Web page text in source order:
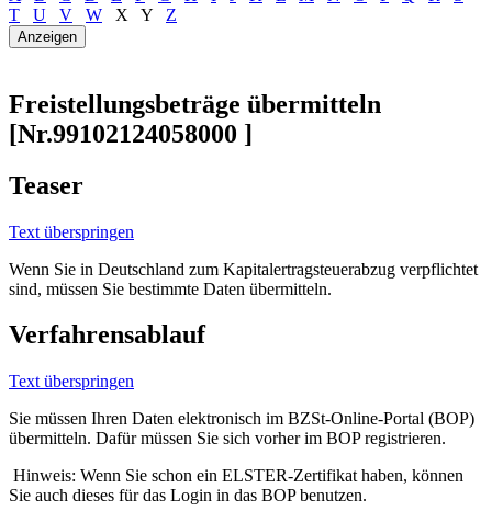
T
U V W X Y Z
Freistellungsbeträge übermitteln
[Nr.99102124058000 ]
Teaser
Text überspringen
Wenn Sie in Deutschland zum Kapitalertragsteuerabzug verpflichtet
sind, müssen Sie bestimmte Daten übermitteln.
Verfahrensablauf
Text überspringen
Sie müssen Ihren Daten elektronisch im BZSt-Online-Portal (BOP)
übermitteln. Dafür müssen Sie sich vorher im BOP registrieren.
Hinweis: Wenn Sie schon ein ELSTER-Zertifikat haben, können
Sie auch dieses für das Login in das BOP benutzen.